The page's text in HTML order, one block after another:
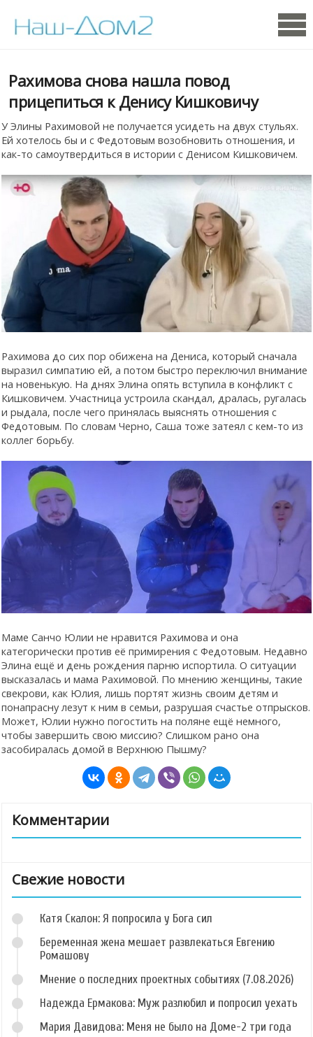
Рахимова снова нашла повод
прицепиться к Денису Кишковичу
У Элины Рахимовой не получается усидеть на двух стульях.
Ей хотелось бы и с Федотовым возобновить отношения, и
как-то самоутвердиться в истории с Денисом Кишковичем.
Рахимова до сих пор обижена на Дениса, который сначала
выразил симпатию ей, а потом быстро переключил внимание
на новенькую. На днях Элина опять вступила в конфликт с
Кишковичем. Участница устроила скандал, дралась, ругалась
и рыдала, после чего принялась выяснять отношения с
Федотовым. По словам Черно, Саша тоже затеял с кем-то из
коллег борьбу.
Маме Санчо Юлии не нравится Рахимова и она
категорически против её примирения с Федотовым. Недавно
Элина ещё и день рождения парню испортила. О ситуации
высказалась и мама Рахимовой. По мнению женщины, такие
свекрови, как Юлия, лишь портят жизнь своим детям и
понапрасну лезут к ним в семьи, разрушая счастье отпрысков.
Может, Юлии нужно погостить на поляне ещё немного,
чтобы завершить свою миссию? Слишком рано она
засобиралась домой в Верхнюю Пышму?
Комментарии
Свежие новости
Катя Скалон: Я попросила у Бога сил
Беременная жена мешает развлекаться Евгению
Ромашову
Мнение о последних проектных событиях (7.08.2026)
Надежда Ермакова: Муж разлюбил и попросил уехать
Мария Давидова: Меня не было на Доме-2 три года